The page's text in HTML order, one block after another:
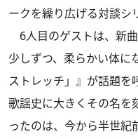
ークを繰り広げる対談シ
6人目のゲストは、新
少しずつ、柔らかい体に
ストレッチ」』が話題を
歌謡史に大きくその名を
ったのは、今から半世紀